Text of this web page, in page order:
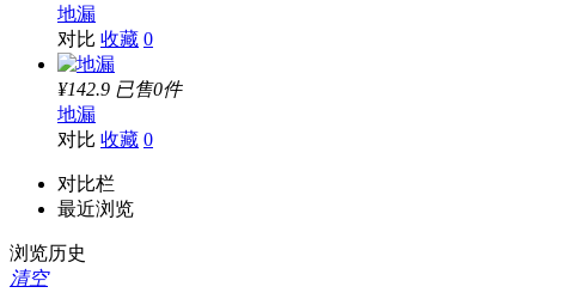
地漏
对比 收藏 0
¥142.9 已售0件
地漏
对比 收藏 0
对比栏
最近浏览
浏览历史
清空